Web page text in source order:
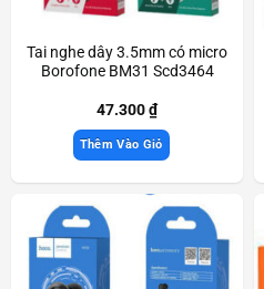
Tai nghe dây 3.5mm có micro
Borofone BM31 Scd3464
47.300₫
Thêm Vào Giỏ